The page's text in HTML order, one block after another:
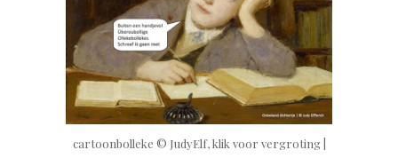
cartoonbolleke © JudyElf, klik voor vergroting |